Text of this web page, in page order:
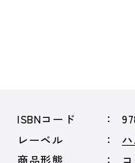
ISBNコード
レーベル